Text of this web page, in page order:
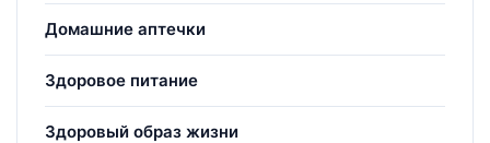
Домашние аптечки
Здоровое питание
Здоровый образ жизни